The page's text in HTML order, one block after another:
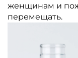
женщинам и
перемещать.